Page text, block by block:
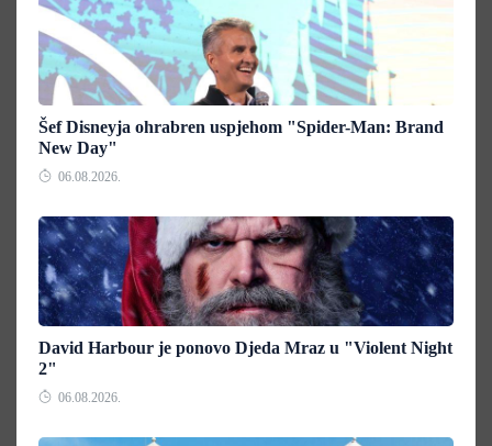
Šef Disneyja ohrabren uspjehom "Spider-Man: Brand
New Day"
06.08.2026.
David Harbour je ponovo Djeda Mraz u "Violent Night
2"
06.08.2026.